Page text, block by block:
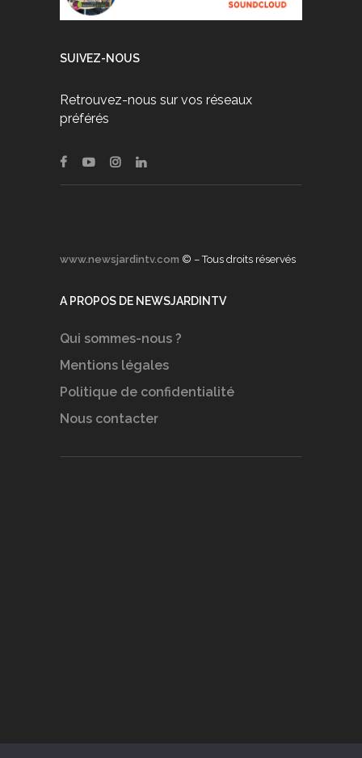
SUIVEZ-NOUS
Retrouvez-nous sur vos réseaux
préférés
www.newsjardintv.com © – Tous droits réservés
A PROPOS DE NEWSJARDINTV
Qui sommes-nous ?
Mentions légales
Politique de confidentialité
Nous contacter